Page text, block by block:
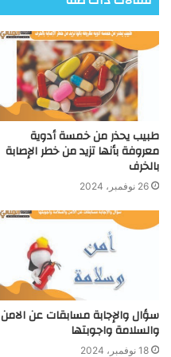
طبيب يحذر من خمسة أدوية
معروفة بأنها تزيد من خطر الإصابة
بالخرف
26 نوفمبر، 2024
سؤال والإجابة مسابقات عن الامن
والسلامة واجوبتها
18 نوفمبر، 2024